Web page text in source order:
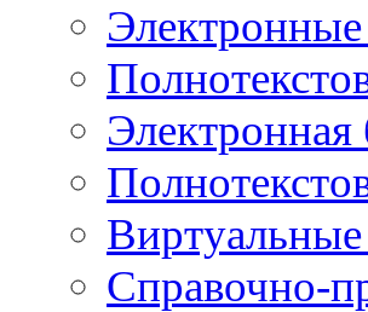
Электронные
Электронная
Справочно-